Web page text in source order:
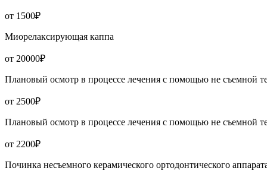
от 1500₽
Миорелаксирующая каппа
от 20000₽
Плановый осмотр в процессе лечения с помощью не съемной
от 2500₽
Плановый осмотр в процессе лечения с помощью не съемной
от 2200₽
Починка несъемного керамического ортодонтического